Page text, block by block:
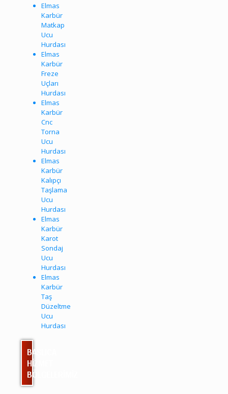
Elmas
Karbür
Matkap
Ucu
Hurdası
Elmas
Karbür
Freze
Uçları
Hurdası
Elmas
Karbür
Cnc
Torna
Ucu
Hurdası
Elmas
Karbür
Kalıpçı
Taşlama
Ucu
Hurdası
Elmas
Karbür
Karot
Sondaj
Ucu
Hurdası
Elmas
Karbür
Taş
Düzeltme
Ucu
Hurdası
BAŞLICA
HİZMET
BÖLGELERİMİZ